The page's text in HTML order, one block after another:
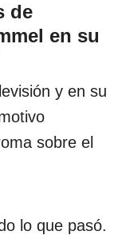
de
en su
y en su
sobre el
lo que pasó.